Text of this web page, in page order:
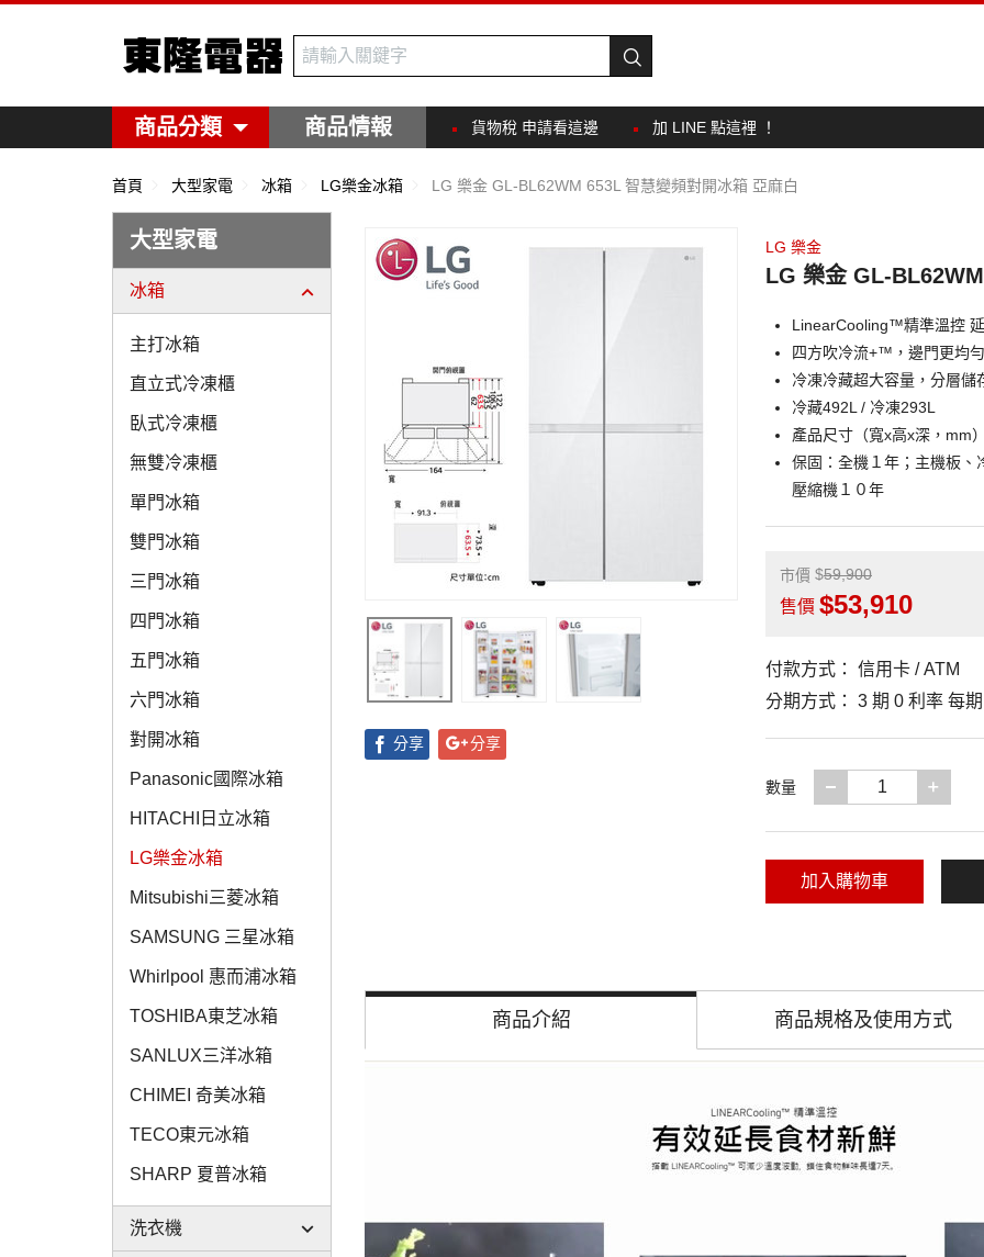
東隆電器
商品分類 商品情報 貨物稅 申請看這邊 加 LINE 點這裡 ！
首頁 大型家電 冰箱 LG樂金冰箱 LG 樂金 GL-BL62WM 653L 智慧變頻對開冰箱 亞麻白
大型家電
冰箱
主打冰箱
直立式冷凍櫃
臥式冷凍櫃
無雙冷凍櫃
單門冰箱
雙門冰箱
三門冰箱
四門冰箱
五門冰箱
六門冰箱
對開冰箱
Panasonic國際冰箱
HITACHI日立冰箱
LG樂金冰箱
Mitsubishi三菱冰箱
SAMSUNG 三星冰箱
Whirlpool 惠而浦冰箱
TOSHIBA東芝冰箱
SANLUX三洋冰箱
CHIMEI 奇美冰箱
TECO東元冰箱
SHARP 夏普冰箱
洗衣機
分享 分享
LG 樂金
LG 樂金 GL-
LinearCooling™精準溫控
四方吹冷流+™，邊門更均
冷凍冷藏超大容量，分層儲
冷藏492L / 冷凍293L
產品尺寸（寬x高x深，mm
保固：全機１年；主機板、
壓縮機１０年
市價 59,900
售價 53,910
付款方式：
信用卡 / ATM
分期方式：
3 期 0 利率 每
數量 減少一項
加入購物車
商品介紹 商品規格及使用方式